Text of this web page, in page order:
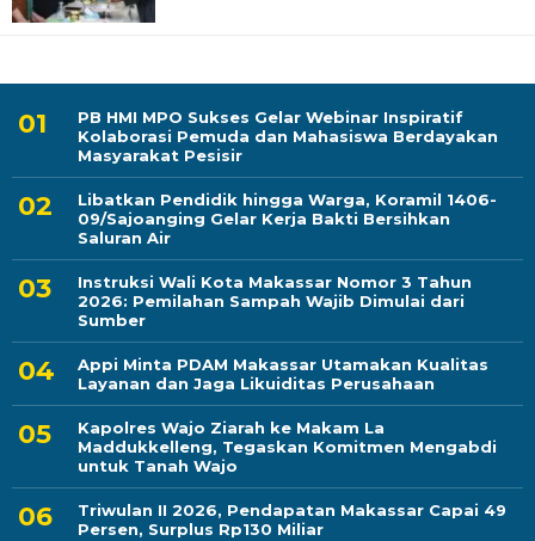
PB HMI MPO Sukses Gelar Webinar Inspiratif
Kolaborasi Pemuda dan Mahasiswa Berdayakan
Masyarakat Pesisir
Libatkan Pendidik hingga Warga, Koramil 1406-
09/Sajoanging Gelar Kerja Bakti Bersihkan
Saluran Air
Instruksi Wali Kota Makassar Nomor 3 Tahun
2026: Pemilahan Sampah Wajib Dimulai dari
Sumber
Appi Minta PDAM Makassar Utamakan Kualitas
Layanan dan Jaga Likuiditas Perusahaan
Kapolres Wajo Ziarah ke Makam La
Maddukkelleng, Tegaskan Komitmen Mengabdi
untuk Tanah Wajo
Triwulan II 2026, Pendapatan Makassar Capai 49
Persen, Surplus Rp130 Miliar